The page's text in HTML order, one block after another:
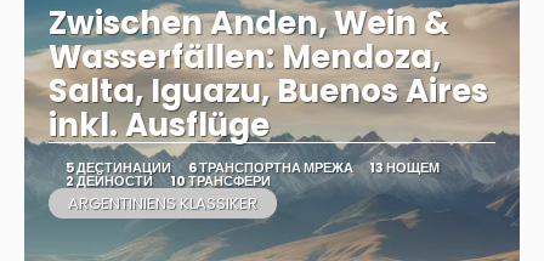
Zwischen Anden, Wein &
Wasserfällen: Mendoza,
Salta, Iguazu, Buenos Aires
inkl. Ausflüge
5 ДЕСТИНАЦИИ 6 ТРАНСПОРТНА МРЕЖА 13 НОЩЕМ
2 ДЕЙНОСТИ 10 ТРАНСФЕРИ
ARGENTINIENS KLASSIKER